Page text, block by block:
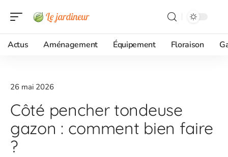
Actus Aménagement Équipement Floraison
26 mai 2026
Côté pencher tondeuse
gazon : comment bien faire
?